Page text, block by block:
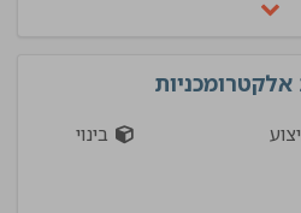
בינוי